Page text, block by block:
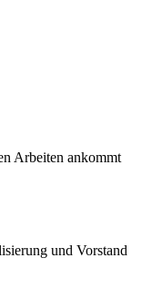
Arbeiten ankommt
und Vorstand